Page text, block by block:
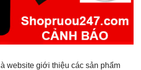
là website giới thiệu các sản phẩm